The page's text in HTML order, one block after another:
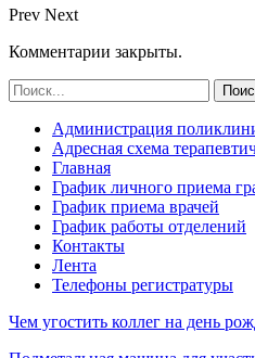
Prev Next
Комментарии закрыты.
Администрация
Адресная схема
Главная
График личного приема
График приема врачей
График работы отделений
Контакты
Лента
Телефоны регистратуры
Чем угостить коллег на день